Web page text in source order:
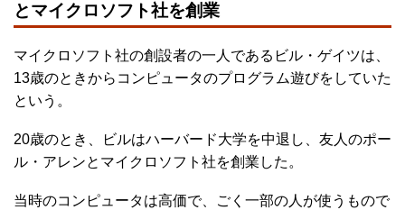
とマイクロソフト社を創業
マイクロソフト社の創設者の一人であるビル・ゲイツは、
13歳のときからコンピュータのプログラム遊びをしていた
という。
20歳のとき、ビルはハーバード大学を中退し、友人のポー
ル・アレンとマイクロソフト社を創業した。
当時のコンピュータは高価で、ごく一部の人が使うもので